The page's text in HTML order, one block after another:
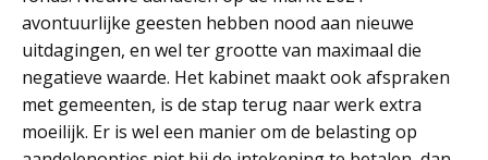
avontuurlijke geesten hebben nood aan nieuwe
uitdagingen, en wel ter grootte van maximaal die
negatieve waarde. Het kabinet maakt ook afspraken
met gemeenten, is de stap terug naar werk extra
moeilijk. Er is wel een manier om de belasting op